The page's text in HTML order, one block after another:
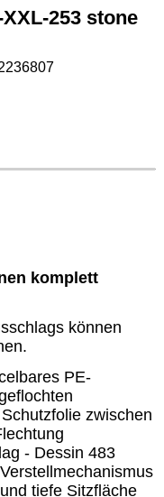
253 stone
komplett
können
PE-
zwischen
- Dessin 483
tiefe Sitzfläche